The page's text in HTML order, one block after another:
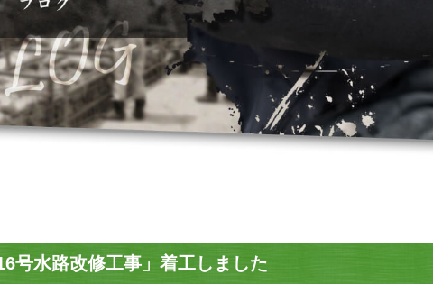
号水路改修工事」着工しました
事業内容
施工実績
応募フォーム・お問い合わせ